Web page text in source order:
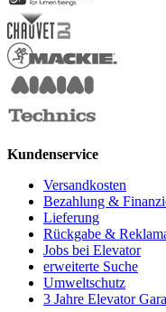
Kundenservice
Versandkosten
Bezahlung &
Lieferung
Rückgabe &
Jobs bei Elevator
erweiterte Suche
Umweltschutz
3 Jahre Elevator